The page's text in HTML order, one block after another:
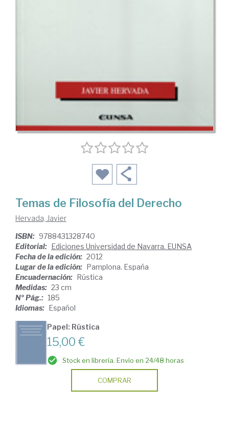
Temas de Filosofía del Derecho
Hervada, Javier
ISBN: 9788431328740
Editorial: Ediciones Universidad de Navarra. EUNSA
Fecha de la edición: 2012
Lugar de la edición: Pamplona. España
Encuadernación: Rústica
Medidas: 23 cm
Nº Pág.: 185
Idiomas: Español
Papel: Rústica
15,00 €
Stock en librería. Envío en 24/48 horas
COMPRAR